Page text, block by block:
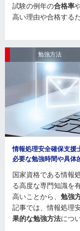
試験の例年の合格率
高い理由や合格する
勉強方法
情報処理安全確保支援
必要な勉強時間や具体
国家資格である情報
る高度な専門知識を
高いことから、 勉強
記事では、情報処理
果的な勉強方法につ